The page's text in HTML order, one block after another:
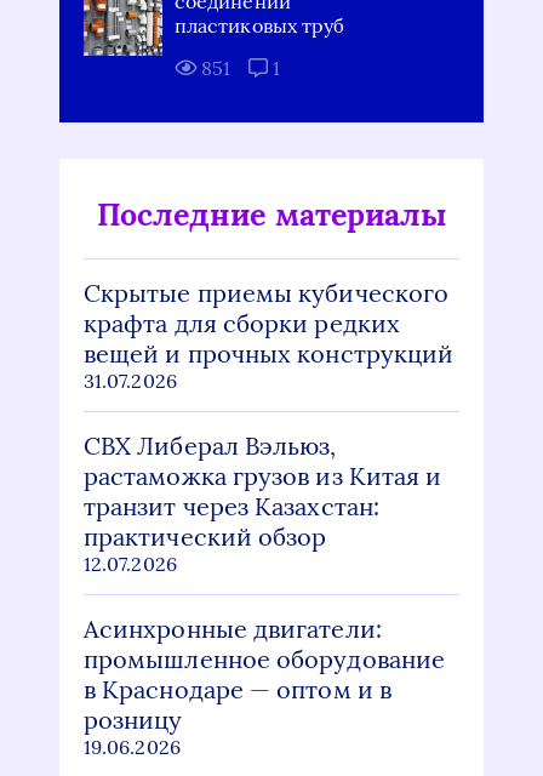
пластиковых труб
851
1
Последние материалы
Скрытые приемы кубического
крафта для сборки редких
вещей и прочных конструкций
31.07.2026
СВХ Либерал Вэльюз,
растаможка грузов из Китая и
транзит через Казахстан:
практический обзор
12.07.2026
Асинхронные двигатели:
промышленное оборудование
в Краснодаре — оптом и в
розницу
19.06.2026